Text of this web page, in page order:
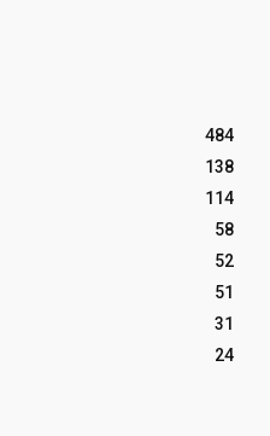
484
138
114
58
52
51
31
24